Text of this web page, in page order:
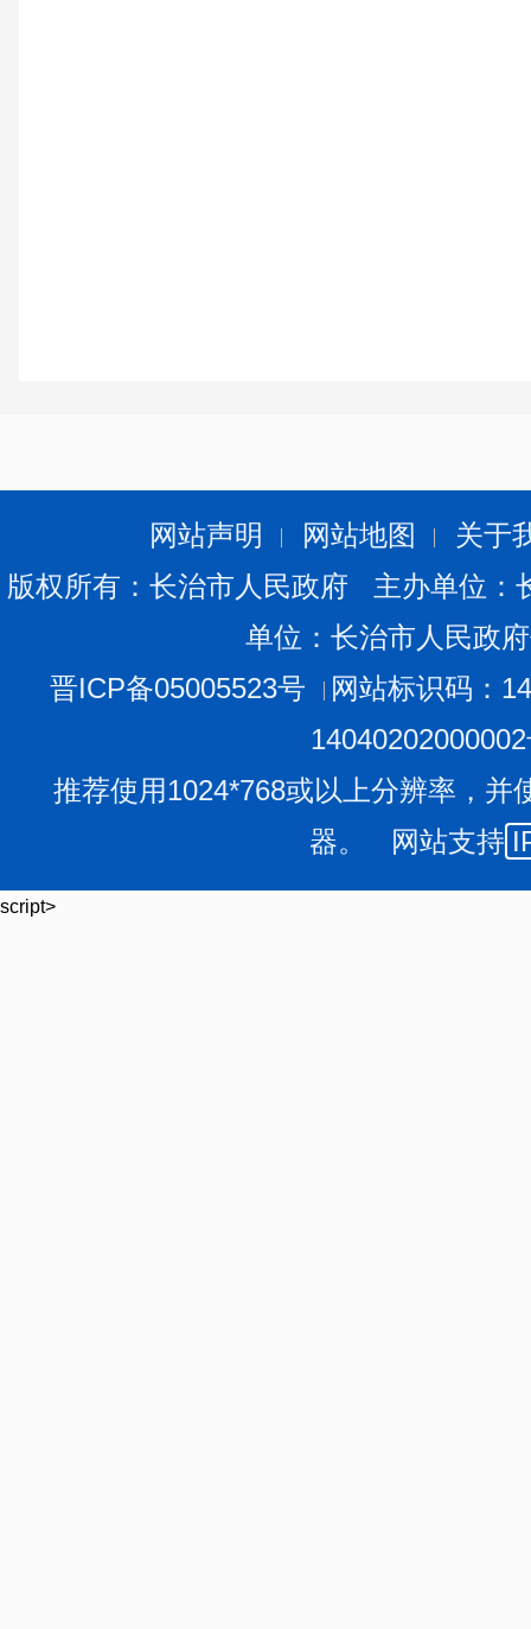
网站声明 网站地图
关于
版权所有：长治市人民政府 主办单位
单位：长治市人民政
晋ICP备05005523号
网站标识码：
推荐使用1024*768或以上分辨率，并
器。 网站支持
script>